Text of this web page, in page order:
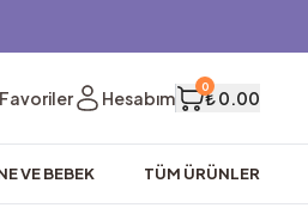
Favoriler Hesabım
0
₺ 0.00
VE BEBEK TÜM ÜRÜNLER